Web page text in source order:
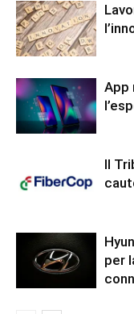
App
Il
per